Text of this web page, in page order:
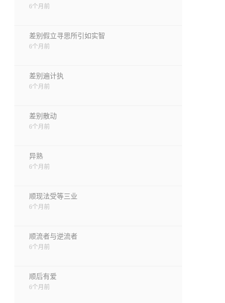
6个月前
差别假立寻思所引如实智
6个月前
差别遍计执
6个月前
差别散动
6个月前
异熟
6个月前
顺现法受等三业
6个月前
顺流者与逆流者
6个月前
顺后有爱
6个月前